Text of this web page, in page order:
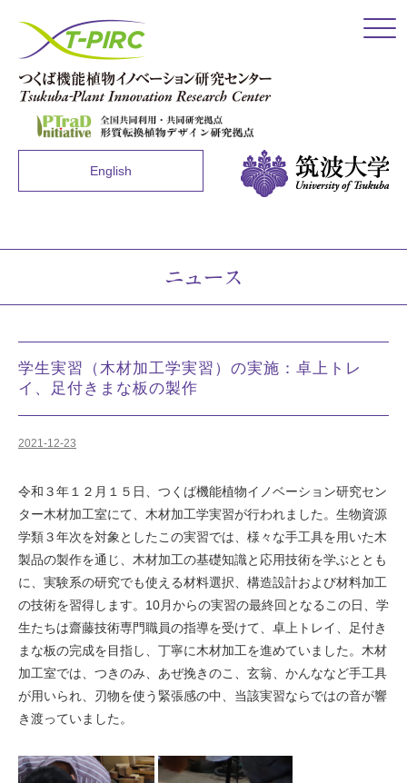
English
Click
ニュース
学生実習（木材加工学実習）の実施：卓上トレ
イ、足付きまな板の製作
2021-12-23
令和３年１２月１５日、つくば機能植物イノベーション研究セン
ター木材加工室にて、木材加工学実習が行われました。生物資源
学類３年次を対象としたこの実習では、様々な手工具を用いた木
製品の製作を通じ、木材加工の基礎知識と応用技術を学ぶととも
に、実験系の研究でも使える材料選択、構造設計および材料加工
の技術を習得します。10月からの実習の最終回となるこの日、学
生たちは齋藤技術専門職員の指導を受けて、卓上トレイ、足付き
まな板の完成を目指し、丁寧に木材加工を進めていました。木材
加工室では、つきのみ、あぜ挽きのこ、玄翁、かんななど手工具
が用いられ、刃物を使う緊張感の中、当該実習ならではの音が響
き渡っていました。